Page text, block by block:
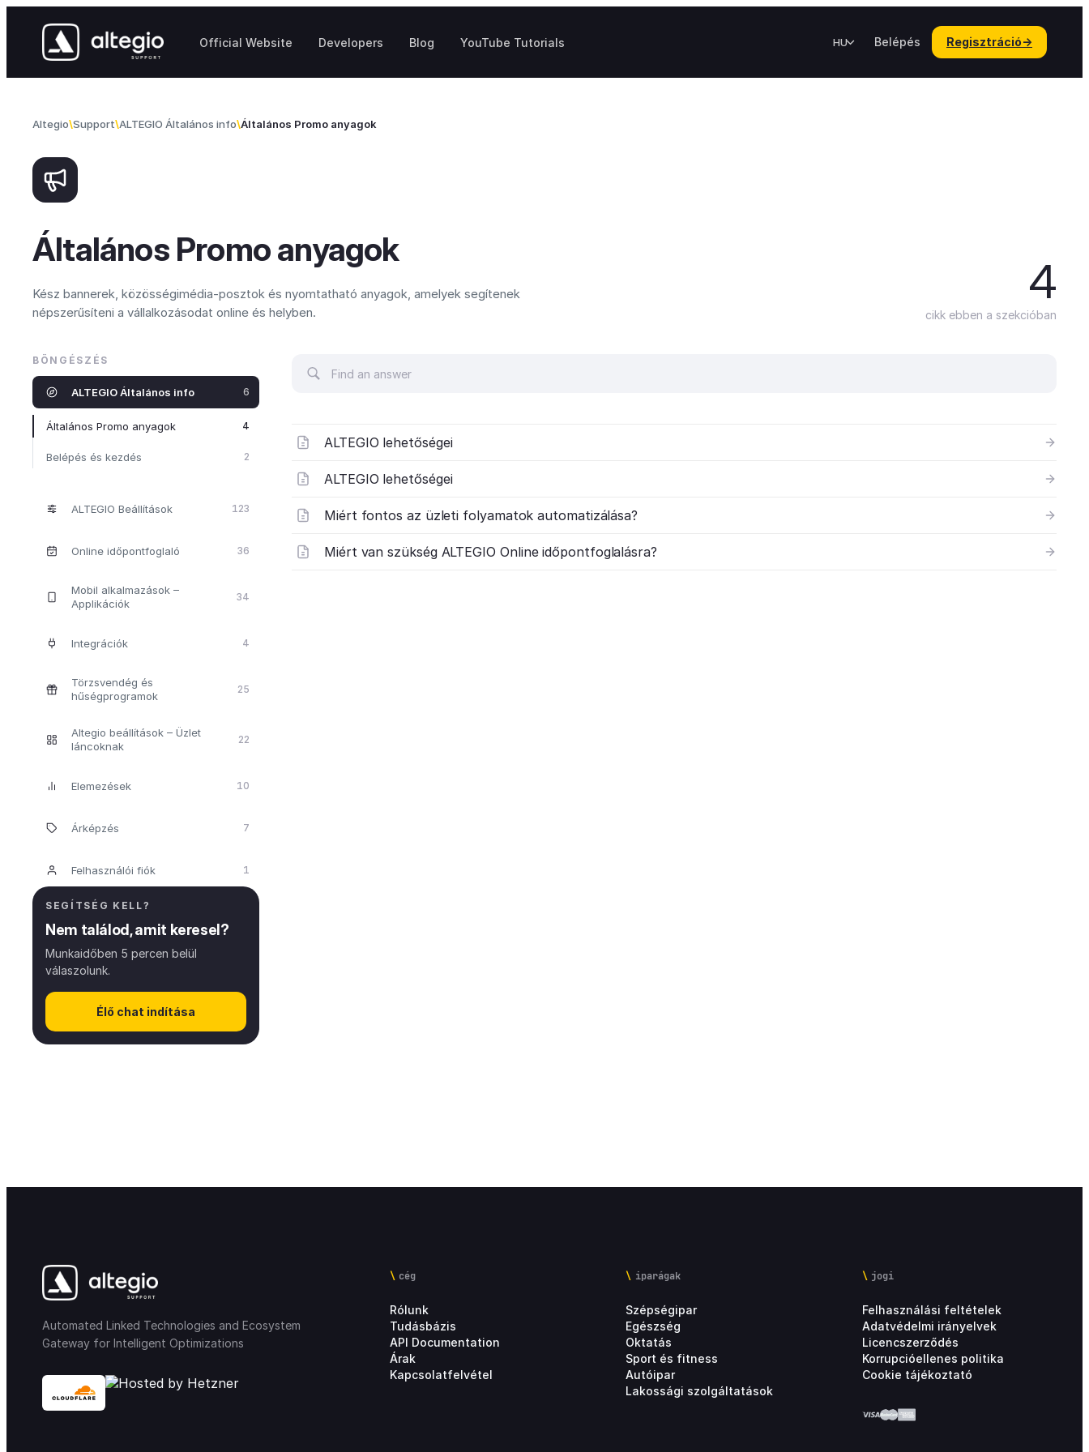
Official Website Developers Blog YouTube Tutorials HU Belépés Regisztráció→
Altegio Support ALTEGIO Általános info Általános Promo anyagok
Általános Promo anyagok
Kész bannerek, közösségimédia-posztok és nyomtatható anyagok, amelyek segítenek
népszerűsíteni a vállalkozásodat online és helyben.
4
cikk ebben a szekcióban
BÖNGÉSZÉS
ALTEGIO Általános info 6
Általános Promo anyagok 4
Belépés és kezdés 2
ALTEGIO Beállítások 123
Online időpontfoglaló 36
Mobil alkalmazások –
Applikációk
34
Integrációk 4
Törzsvendég és
hűségprogramok
25
Altegio beállítások – Üzlet
láncoknak
22
Elemezések 10
Árképzés 7
Felhasználói fiók 1
SEGÍTSÉG KELL?
Nem találod, amit keresel?
Munkaidőben 5 percen belül
válaszolunk.
Élő chat indítása
ALTEGIO lehetőségei
ALTEGIO lehetőségei
Miért fontos az üzleti folyamatok automatizálása?
Miért van szükség ALTEGIO Online időpontfoglalásra?
Automated Linked Technologies and Ecosystem
Gateway for Intelligent Optimizations
cég
Rólunk
Tudásbázis
API Documentation
Árak
Kapcsolatfelvétel
iparágak
Szépségipar
Egészség
Oktatás
Sport és fitness
Autóipar
Lakossági szolgáltatások
jogi
Felhasználási feltételek
Adatvédelmi irányelvek
Licencszerződés
Korrupcióellenes politika
Cookie tájékoztató